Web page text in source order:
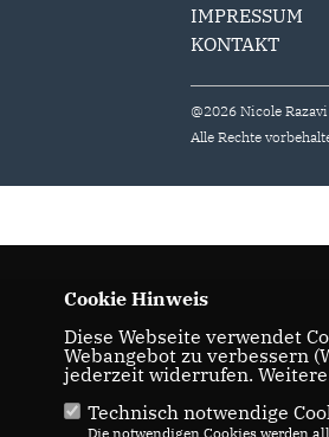
IMPRESSUM
KONTAKT
@2026 Nicole
Alle Rechte
Cookie Hinweis
Diese Webseite verwendet
Webangebot zu verbessern
jederzeit widerrufen.
Technisch notwendige
Die notwendigen Cookies werden